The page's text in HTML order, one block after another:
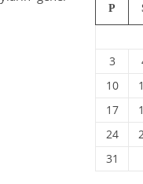
P
3
10
17
24
31